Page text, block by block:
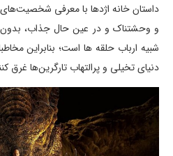
داستان خانه اژدها با معرفی
و وحشتناک و در عین حال جذاب،
شبیه ارباب حلقه ها است؛ بنابراین
دنیای تخیلی و پرالتهاب تارگرین‌ها غرق